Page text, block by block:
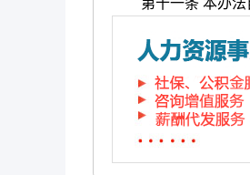
第十一条 本办法自